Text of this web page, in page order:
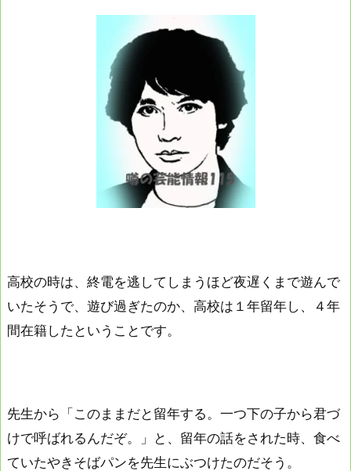
高校の時は、終電を逃してしまうほど夜遅くまで遊んで
いたそうで、遊び過ぎたのか、高校は１年留年し、４年
間在籍したということです。
先生から「このままだと留年する。一つ下の子から君づ
けで呼ばれるんだぞ。」と、留年の話をされた時、食べ
ていたやきそばパンを先生にぶつけたのだそう。